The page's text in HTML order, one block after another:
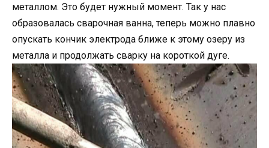
металлом. Это будет нужный момент. Так у нас
образовалась сварочная ванна, теперь можно плавно
опускать кончик электрода ближе к этому озеру из
металла и продолжать сварку на короткой дуге.